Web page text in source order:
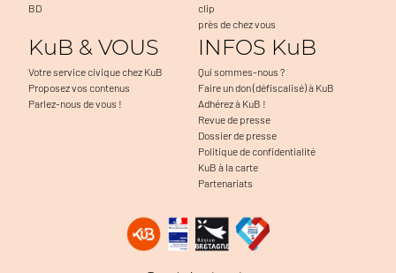
BD
clip
près de chez vous
KuB & VOUS
Votre service civique chez KuB
Proposez vos contenus
Parlez-nous de vous !
INFOS KuB
Qui sommes-nous ?
Faire un don (défiscalisé) à KuB
Adhérez à KuB !
Revue de presse
Dossier de presse
Politique de confidentialité
KuB à la carte
Partenariats